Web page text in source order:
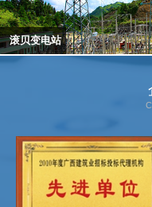
滚贝变电站